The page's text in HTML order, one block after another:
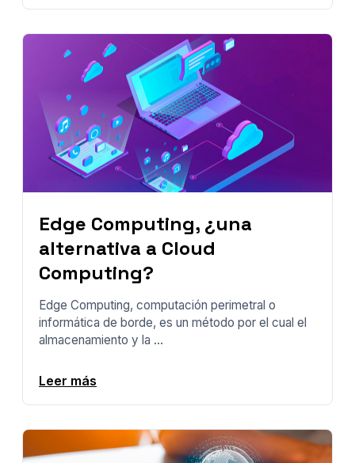
Edge Computing, ¿una
alternativa a Cloud
Computing?
Edge Computing, computación perimetral o
informática de borde, es un método por el cual el
almacenamiento y la ...
Leer más